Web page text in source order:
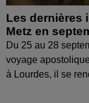
Les dernières
Metz en
Du 25 au 28
voyage
à Lourdes, il se